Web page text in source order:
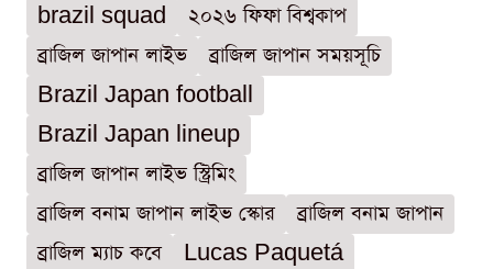
brazil squad
২০২৬ ফিফা বিশ্বকাপ
ব্রাজিল জাপান লাইভ
ব্রাজিল জাপান সময়সূচি
Brazil Japan football
Brazil Japan lineup
ব্রাজিল জাপান লাইভ স্ট্রিমিং
ব্রাজিল বনাম জাপান লাইভ স্কোর
ব্রাজিল বনাম জাপান
ব্রাজিল ম্যাচ কবে
Lucas Paquetá